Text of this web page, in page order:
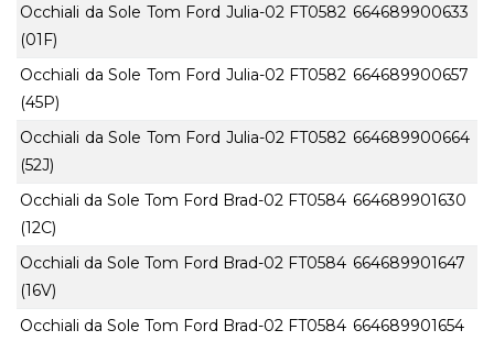
Occhiali da Sole Tom Ford Julia-02 FT0582
(01F)
664689900633
Occhiali da Sole Tom Ford Julia-02 FT0582
(45P)
664689900657
Occhiali da Sole Tom Ford Julia-02 FT0582
(52J)
664689900664
Occhiali da Sole Tom Ford Brad-02 FT0584
(12C)
664689901630
Occhiali da Sole Tom Ford Brad-02 FT0584
(16V)
664689901647
Occhiali da Sole Tom Ford Brad-02 FT0584 664689901654